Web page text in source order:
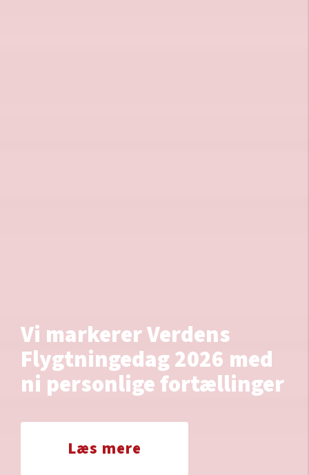
Vi markerer Verdens
Flygtningedag 2026 med
ni personlige fortællinger
Læs mere